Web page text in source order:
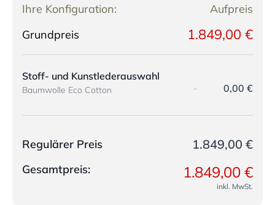
Ihre Konfiguration:
Aufpreis
Grundpreis
1.849,00 €
Stoff- und Kunstlederauswahl
Baumwolle Eco Cotton - 0,00 €
Regulärer Preis 1.849,00 €
Gesamtpreis: 1.849,00 €
inkl. MwSt.